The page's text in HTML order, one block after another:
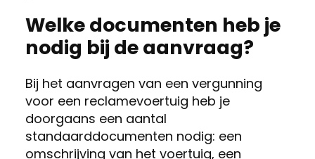
Welke documenten heb je
nodig bij de aanvraag?
Bij het aanvragen van een vergunning
voor een reclamevoertuig heb je
doorgaans een aantal
standaarddocumenten nodig: een
omschrijving van het voertuig, een